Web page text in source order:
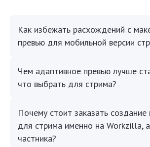
Как избежать расхождений с
превью для мобильной версии
Чем адаптивное превью лучше
что выбрать для стрима?
Почему стоит заказать создание
для стрима именно на Workzilla,
частника?